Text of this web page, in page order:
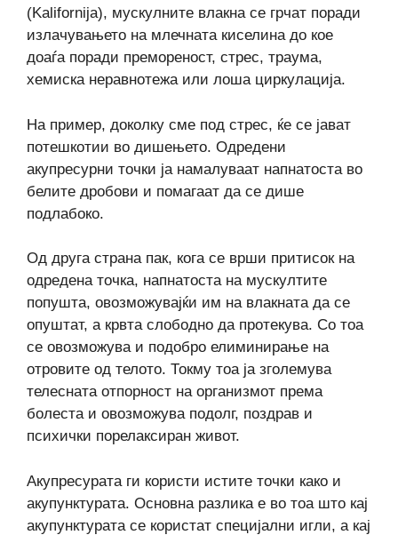
(Kalifornija), мускулните влакна се грчат поради
излачувањето на млечната киселина до кое
доаѓа поради премореност, стрес, траума,
хемиска неравнотежа или лоша циркулација.
На пример, доколку сме под стрес, ќе се јават
потешкотии во дишењето. Одредени
акупресурни точки ја намалуваат напнатоста во
белите дробови и помагаат да се дише
подлабоко.
Од друга страна пак, кога се врши притисок на
одредена точка, напнатоста на мускултите
попушта, овозможувајќи им на влакната да се
опуштат, а крвта слободно да протекува. Со тоа
се овозможува и подобро елиминирање на
отровите од телото. Токму тоа ја зголемува
телесната отпорност на организмот према
болеста и овозможува подолг, поздрав и
психички порелаксиран живот.
Акупресурата ги користи истите точки како и
акупунктурата. Основна разлика е во тоа што кај
акупунктурата се користат специјални игли, а кај